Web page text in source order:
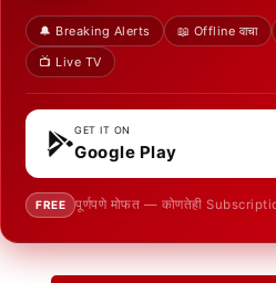
🔔 Breaking Alerts 📖 Offline वाचा
📺 Live TV
GET IT ON
Google Play
FREE पूर्णपणे मोफत — कोणतेही